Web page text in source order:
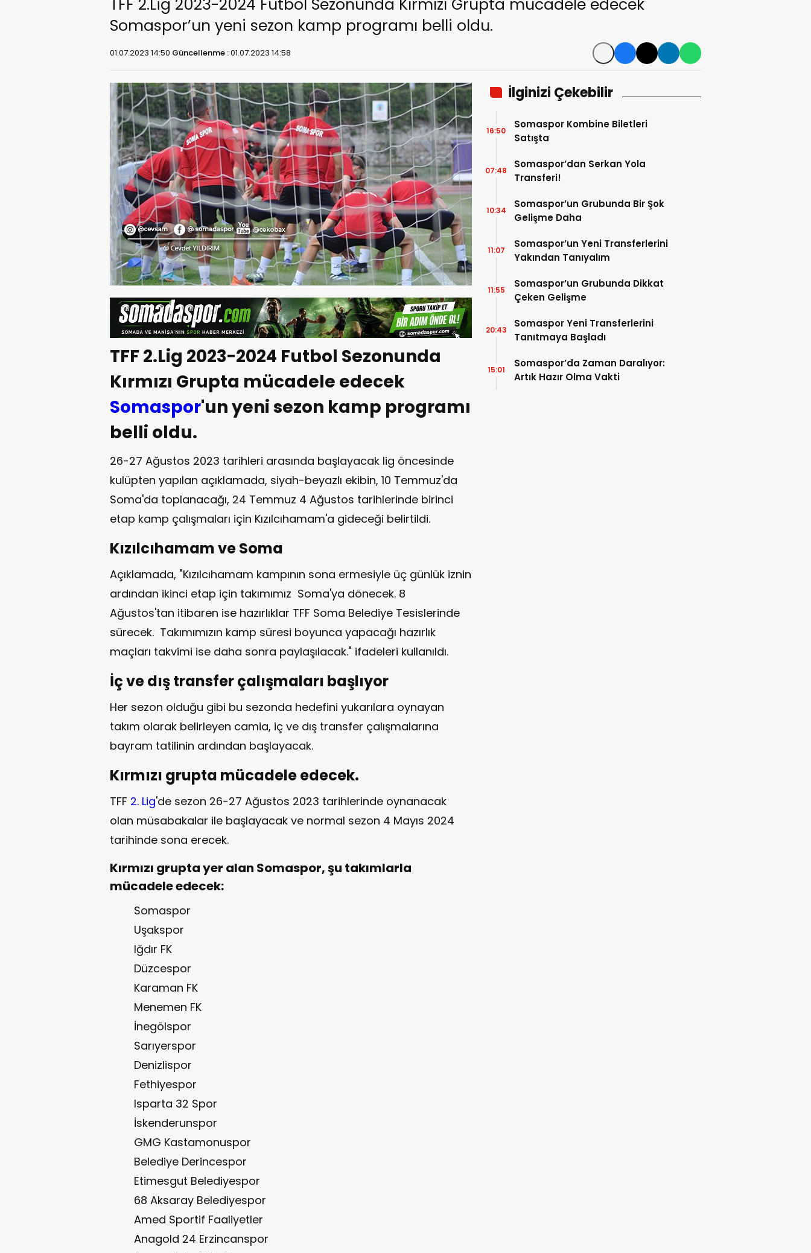
TFF 2.Lig 2023-2024 Futbol Sezonunda Kırmızı Grupta mücadele edecek
Somaspor’un yeni sezon kamp programı belli oldu.
01.07.2023 14:50 Güncellenme :01.07.2023 14:58
TFF 2.Lig 2023-2024 Futbol Sezonunda
Kırmızı Grupta mücadele edecek
Somaspor'un yeni sezon kamp programı
belli oldu.
26-27 Ağustos 2023 tarihleri arasında başlayacak lig öncesinde
kulüpten yapılan açıklamada, siyah-beyazlı ekibin, 10 Temmuz'da
Soma'da toplanacağı, 24 Temmuz 4 Ağustos tarihlerinde birinci
etap kamp çalışmaları için Kızılcıhamam'a gideceği belirtildi.
Kızılcıhamam ve Soma
Açıklamada, "Kızılcıhamam kampının sona ermesiyle üç günlük iznin
ardından ikinci etap için takımımız Soma'ya dönecek. 8
Ağustos'tan itibaren ise hazırlıklar TFF Soma Belediye Tesislerinde
sürecek. Takımımızın kamp süresi boyunca yapacağı hazırlık
maçları takvimi ise daha sonra paylaşılacak." ifadeleri kullanıldı.
İç ve dış transfer çalışmaları başlıyor
Her sezon olduğu gibi bu sezonda hedefini yukarılara oynayan
takım olarak belirleyen camia, iç ve dış transfer çalışmalarına
bayram tatilinin ardından başlayacak.
Kırmızı grupta mücadele edecek.
TFF 2. Lig'de sezon 26-27 Ağustos 2023 tarihlerinde oynanacak
olan müsabakalar ile başlayacak ve normal sezon 4 Mayıs 2024
tarihinde sona erecek.
Kırmızı grupta yer alan Somaspor, şu takımlarla
mücadele edecek:
Somaspor
Uşakspor
Iğdır FK
Düzcespor
Karaman FK
Menemen FK
İnegölspor
Sarıyerspor
Denizlispor
Fethiyespor
Isparta 32 Spor
İskenderunspor
GMG Kastamonuspor
Belediye Derincespor
Etimesgut Belediyespor
68 Aksaray Belediyespor
Amed Sportif Faaliyetler
Anagold 24 Erzincanspor
İlginizi Çekebilir
Somaspor Kombine Biletleri
Satışta
16:50
Somaspor’dan Serkan Yola
Transferi!
07:48
Somaspor’un Grubunda Bir Şok
Gelişme Daha
10:34
Somaspor’un Yeni Transferlerini
Yakından Tanıyalım
11:07
Somaspor’un Grubunda Dikkat
Çeken Gelişme
11:55
Somaspor Yeni Transferlerini
Tanıtmaya Başladı
20:43
Somaspor’da Zaman Daralıyor:
Artık Hazır Olma Vakti
15:01